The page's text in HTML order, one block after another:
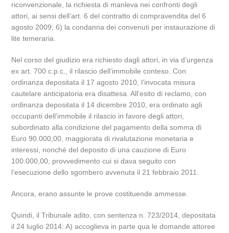
riconvenzionale, la richiesta di manleva nei confronti degli
attori, ai sensi dell’art. 6 del contratto di compravendita del 6
agosto 2009; 6) la condanna dei convenuti per instaurazione di
lite temeraria.
Nel corso del giudizio era richiesto dagli attori, in via d’urgenza
ex art. 700 c.p.c., il rilascio dell’immobile conteso. Con
ordinanza depositata il 17 agosto 2010, l’invocata misura
cautelare anticipatoria era disattesa. All’esito di reclamo, con
ordinanza depositata il 14 dicembre 2010, era ordinato agli
occupanti dell’immobile il rilascio in favore degli attori,
subordinato alla condizione del pagamento della somma di
Euro 90.000,00, maggiorata di rivalutazione monetaria e
interessi, nonché del deposito di una cauzione di Euro
100.000,00, provvedimento cui si dava seguito con
l’esecuzione dello sgombero avvenuta il 21 febbraio 2011.
Ancora, erano assunte le prove costituende ammesse.
Quindi, il Tribunale adito, con sentenza n. 723/2014, depositata
il 24 luglio 2014: A) accoglieva in parte qua le domande attoree